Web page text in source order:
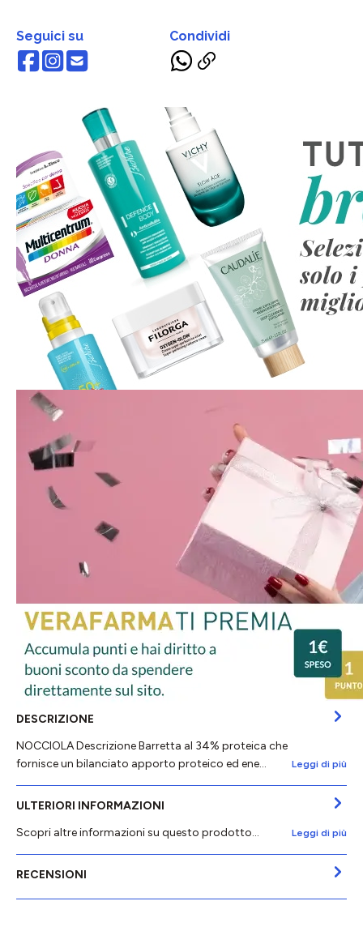
Seguici su Condividi
DESCRIZIONE
NOCCIOLA Descrizione Barretta al 34% proteica che
fornisce un bilanciato apporto proteico ed ene…
Leggi di più
ULTERIORI INFORMAZIONI
Scopri altre informazioni su questo prodotto...
Leggi di più
RECENSIONI